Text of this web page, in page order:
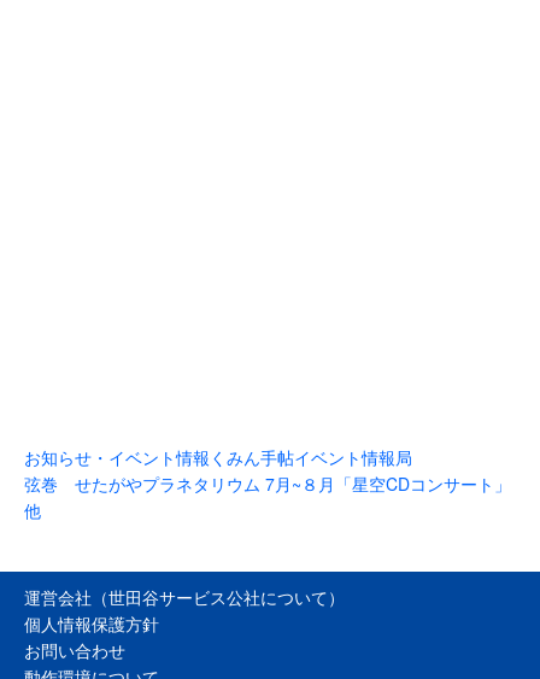
お知らせ・イベント情報 くみん手帖イベント情報局
弦巻 せたがやプラネタリウム 7月~８月「星空CDコンサート」
他
運営会社（世田谷サービス公社について）
個人情報保護方針
お問い合わせ